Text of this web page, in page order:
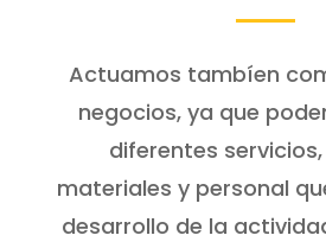
Actuamos tambíen
negocios, ya que
diferentes
materiales y personal
desarrollo de la